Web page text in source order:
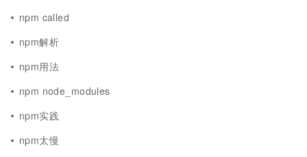
npm called
npm解析
npm用法
npm node_modules
npm实践
npm太慢